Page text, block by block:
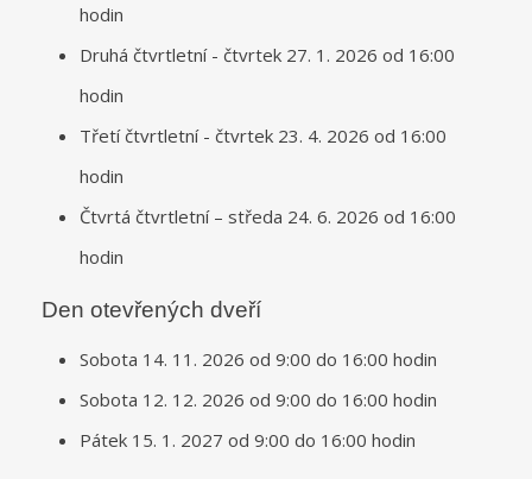
hodin
Druhá čtvrtletní - čtvrtek 27. 1. 2026 od 16:00
hodin
Třetí čtvrtletní - čtvrtek 23. 4. 2026 od 16:00
hodin
Čtvrtá čtvrtletní – středa 24. 6. 2026 od 16:00
hodin
Den otevřených dveří
Sobota 14. 11. 2026 od 9:00 do 16:00 hodin
Sobota 12. 12. 2026 od 9:00 do 16:00 hodin
Pátek 15. 1. 2027 od 9:00 do 16:00 hodin